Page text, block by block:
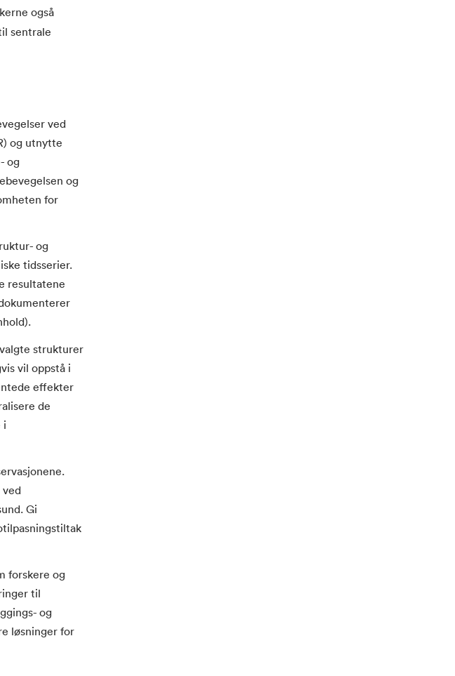
også
sentrale
ved
og utnytte
og
og
for
og
tidsserier.
resultatene
strukturer
vil oppstå i
effekter
de
i
ved
Gi
forskere og
til
og
løsninger for